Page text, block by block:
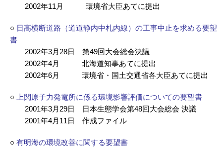
2002年11月 環境省大臣あてに提出
○ 日高横断道路（道道静内中札内線）の工事中止を求める要望
書
2002年3月28日 第49回大会総会決議
2002年4月 北海道知事あてに提出
2002年6月 環境省・国土交通省各大臣あてに提出
○
上関原子力発電所に係る環境影響評価についての要望書
2001年3月29日 日本生態学会第48回大会総会 決議
2001年4月11日 作成ファイル
○ 有明海の環境改善に関する要望書